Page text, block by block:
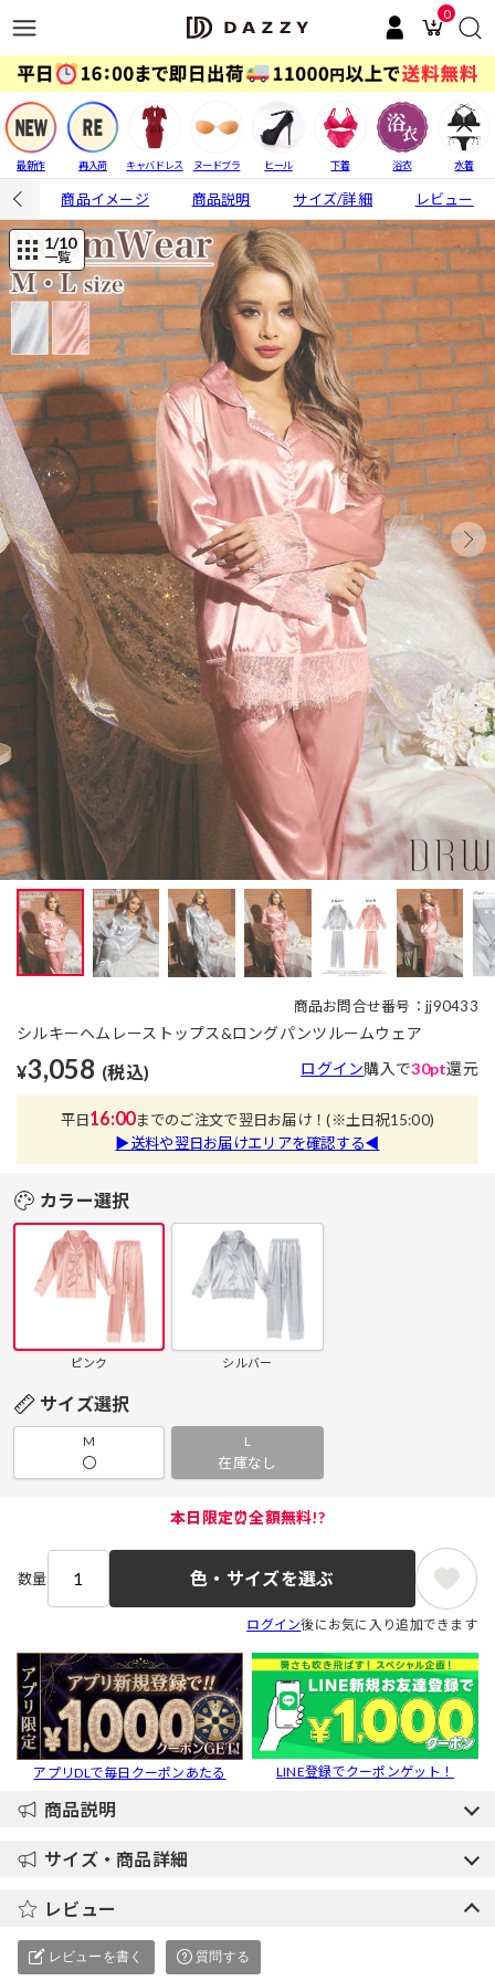
0
最新作 再入荷 キャバドレス ヌードブラ ヒール 下着 浴衣 水着
商品イメージ 商品説明 サイズ/詳細 レビュー
1/10
一覧
商品お問合せ番号：jj90433
シルキーヘムレーストップス&ロングパンツルームウェア
¥3,058 (税込) ログイン購入で30pt還元
平日16:00までのご注文で翌日お届け！(※土日祝15:00)
▶送料や翌日お届けエリアを確認する◀
カラー選択
ピンク シルバー
サイズ選択
M
〇
L
在庫なし
本日限定⏰全額無料!?
数量 色・サイズを選ぶ
ログイン後にお気に入り追加できます
アプリDLで毎日クーポンあたる LINE登録でクーポンゲット！
商品説明
サイズ・商品詳細
レビュー
レビューを書く 質問する